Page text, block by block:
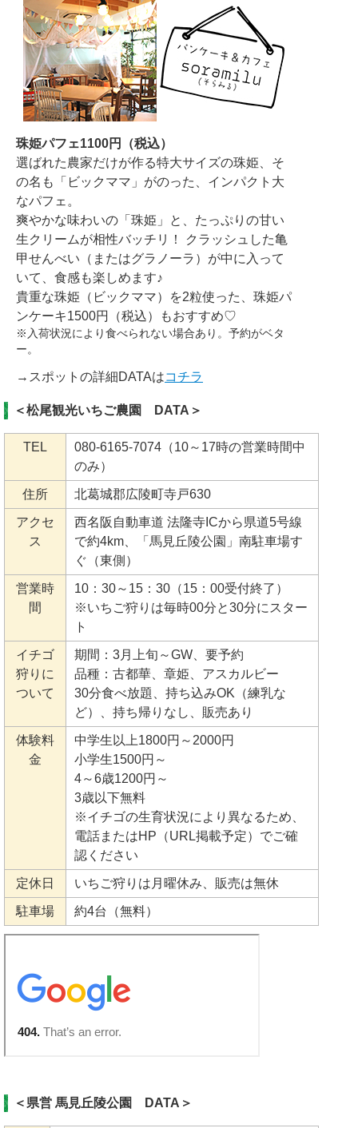
珠姫パフェ1100円（税込）
選ばれた農家だけが作る特大サイズの珠姫、そ
の名も「ビックママ」がのった、インパクト大
なパフェ。
爽やかな味わいの「珠姫」と、たっぷりの甘い
生クリームが相性バッチリ！ クラッシュした亀
甲せんべい（またはグラノーラ）が中に入って
いて、食感も楽しめます♪
貴重な珠姫（ビックママ）を2粒使った、珠姫パ
ンケーキ1500円（税込）もおすすめ♡
※入荷状況により食べられない場合あり。予約がベタ
ー。
→スポットの詳細DATAはコチラ
＜松尾観光いちご農園 DATA＞
TEL
080-6165-7074（10～17時の営業時間中
のみ）
住所 北葛城郡広陵町寺戸630
アクセ
ス
西名阪自動車道 法隆寺ICから県道5号線
で約4km、「馬見丘陵公園」南駐車場す
ぐ（東側）
営業時
間
10：30～15：30（15：00受付終了）
※いちご狩りは毎時00分と30分にスター
ト
イチゴ
狩りに
ついて
期間：3月上旬～GW、要予約
品種：古都華、章姫、アスカルビー
30分食べ放題、持ち込みOK（練乳な
ど）、持ち帰りなし、販売あり
体験料
金
中学生以上1800円～2000円
小学生1500円～
4～6歳1200円～
3歳以下無料
※イチゴの生育状況により異なるため、
電話またはHP（URL掲載予定）でご確
認ください
定休日 いちご狩りは月曜休み、販売は無休
駐車場 約4台（無料）
＜県営 馬見丘陵公園 DATA＞